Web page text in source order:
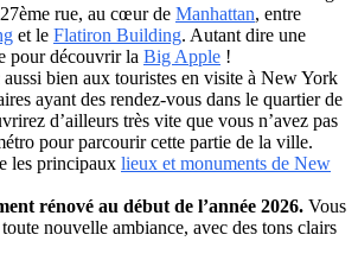
rue, au cœur de Manhattan, entre
et le Flatiron Building. Autant dire une
pour découvrir la Big Apple !
bien aux touristes en visite à New York
ayant des rendez-vous dans le quartier de
d’ailleurs très vite que vous n’avez pas
pour parcourir cette partie de la ville.
les principaux lieux et monuments de New
rénové au début de l’année 2026. Vous
nouvelle ambiance, avec des tons clairs